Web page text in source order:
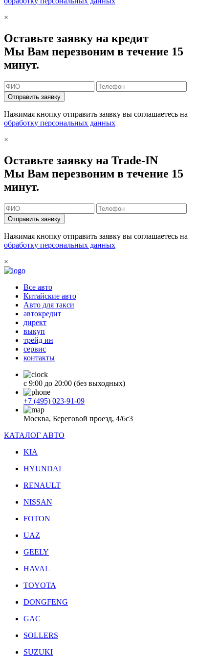
×
Оставьте заявку на кредит
Мы Вам перезвоним в течение 15
минут.
Отправить заявку
Нажимая кнопку отправить заявку вы соглашаетесь на
обработку персональных данных
×
Оставьте заявку на Trade-IN
Мы Вам перезвоним в течение 15
минут.
Отправить заявку
Нажимая кнопку отправить заявку вы соглашаетесь на
обработку персональных данных
×
Все авто
Китайские авто
Авто для такси
автокредит
директ
выкуп
трейд ин
сервис
контакты
с 9:00 до 20:00 (без выходных)
+7 (495) 023-91-09
Москва, Береговой проезд, 4/6с3
КАТАЛОГ АВТО
KIA
HYUNDAI
RENAULT
NISSAN
FOTON
UAZ
GEELY
HAVAL
TOYOTA
DONGFENG
GAC
SOLLERS
SUZUKI